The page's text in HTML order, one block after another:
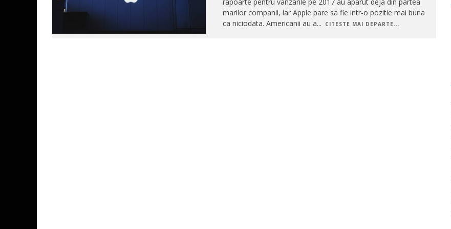
marilor companii, iar Apple pare sa fie intr-o pozitie mai buna
ca niciodata. Americanii au a... CITESTE MAI DEPARTE...